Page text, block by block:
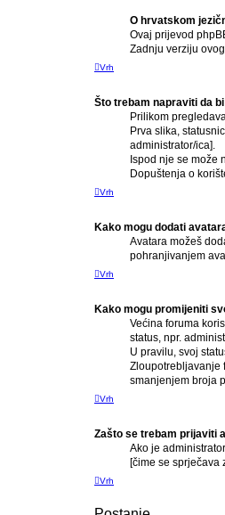
O hrvatskom
Ovaj prijevod
Zadnju verziju
Vrh
Što trebam napraviti da
Prilikom
Prva slika,
administrator/ica].
Ispod nje se može
Dopuštenja o
Vrh
Kako mogu dodati
Avatara možeš
pohranjivanjem
Vrh
Kako mogu promijeniti
Većina foruma
status, npr.
U pravilu, svoj
Zloupotrebljavanje
smanjenjem broja
Vrh
Zašto se trebam prijaviti
Ako je
[čime se sprječava
Vrh